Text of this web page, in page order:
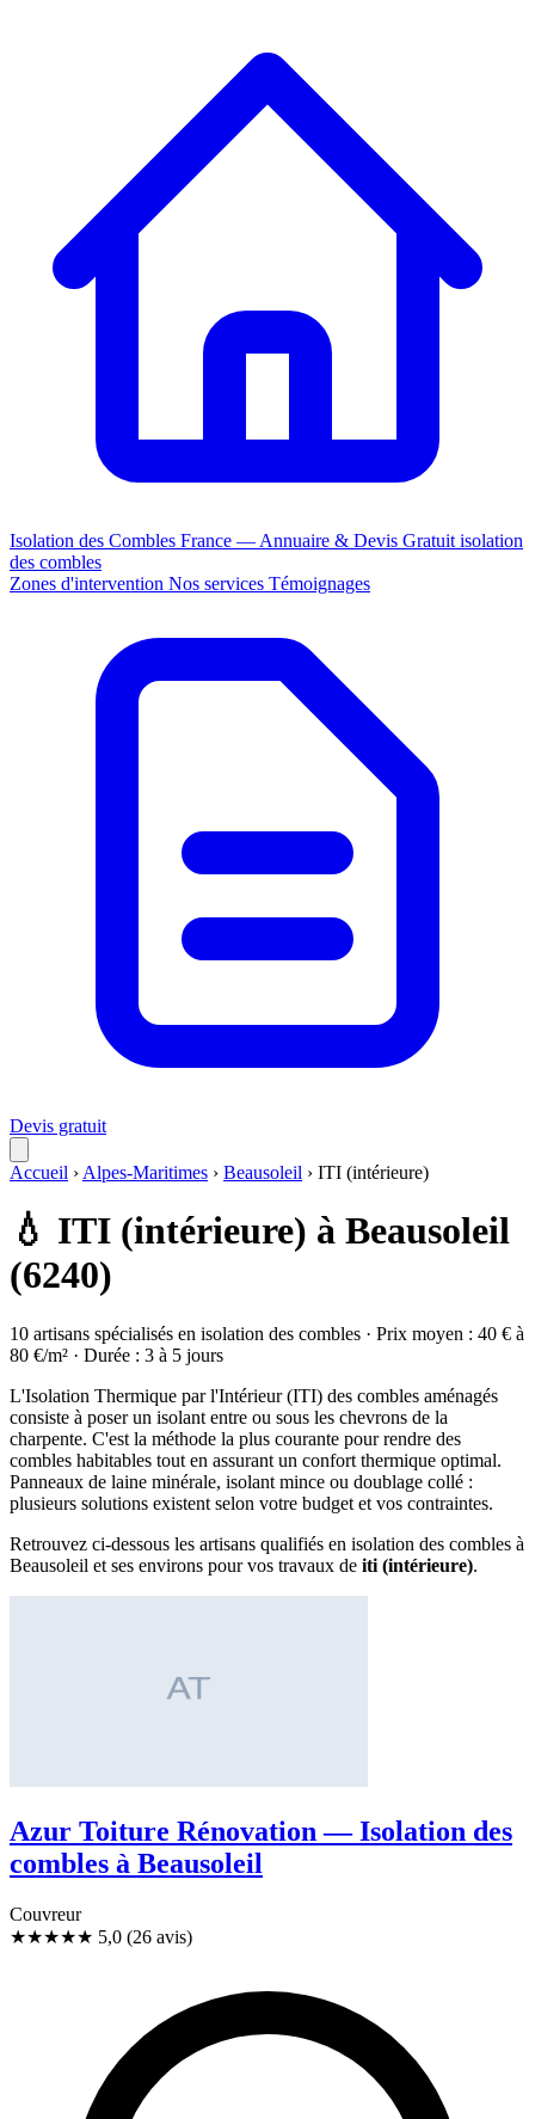
Isolation des Combles France — Annuaire & Devis Gratuit isolation
des combles
Zones d'intervention Nos services Témoignages
Devis gratuit
Accueil › Alpes-Maritimes › Beausoleil › ITI (intérieure)
💧 ITI (intérieure) à Beausoleil
(6240)
10 artisans spécialisés en isolation des combles · Prix moyen : 40 € à
80 €/m² · Durée : 3 à 5 jours
L'Isolation Thermique par l'Intérieur (ITI) des combles aménagés
consiste à poser un isolant entre ou sous les chevrons de la
charpente. C'est la méthode la plus courante pour rendre des
combles habitables tout en assurant un confort thermique optimal.
Panneaux de laine minérale, isolant mince ou doublage collé :
plusieurs solutions existent selon votre budget et vos contraintes.
Retrouvez ci-dessous les artisans qualifiés en isolation des combles à
Beausoleil et ses environs pour vos travaux de iti (intérieure).
Azur Toiture Rénovation — Isolation des
combles à Beausoleil
Couvreur
★★★★★ 5,0 (26 avis)